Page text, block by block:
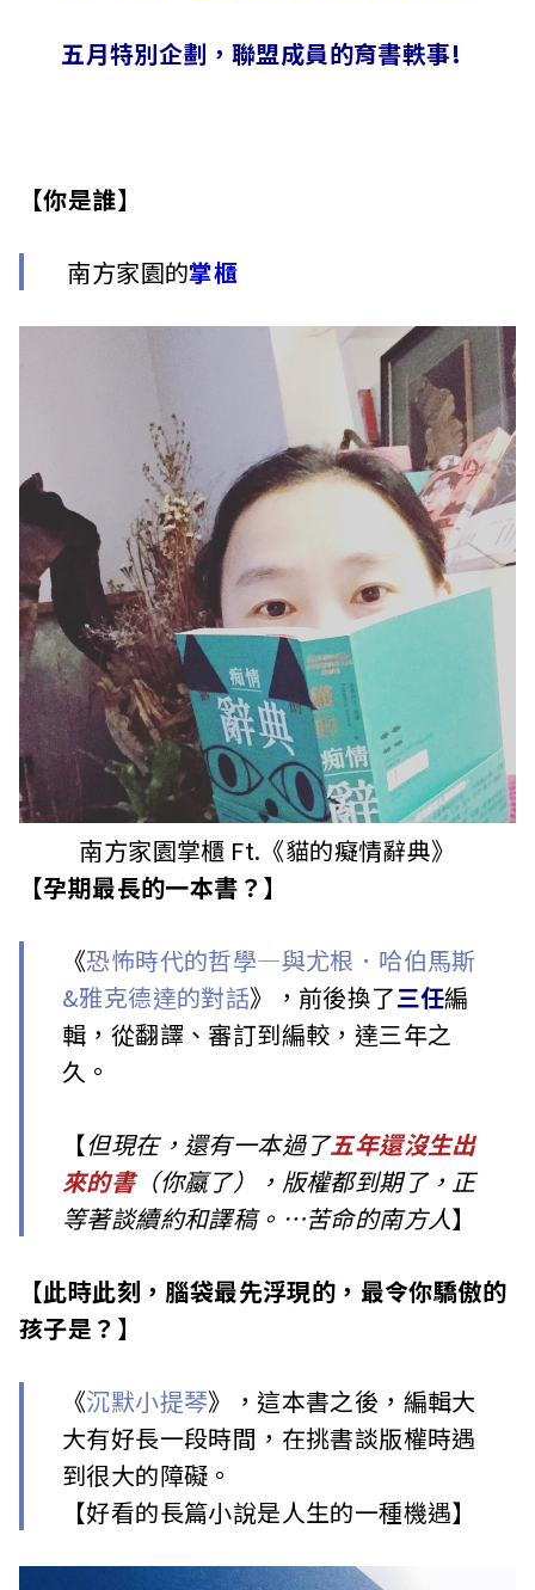
五月特別企劃，聯盟成員的育書軼事!
【你是誰】
南方家園的掌櫃
南方家園掌櫃 Ft.《貓的癡情辭典》
【孕期最長的一本書？】
《恐怖時代的哲學—與尤根．哈伯馬斯
&雅克德達的對話》，前後換了三任編
輯，從翻譯、審訂到編較，達三年之
久。
【但現在，還有一本過了五年還沒生出
來的書（你蠃了），版權都到期了，正
等著談續約和譯稿。…苦命的南方人】
【此時此刻，腦袋最先浮現的，最令你驕傲的
孩子是？】
《沉默小提琴》，這本書之後，編輯大
大有好長一段時間，在挑書談版權時遇
到很大的障礙。
【好看的長篇小說是人生的一種機遇】